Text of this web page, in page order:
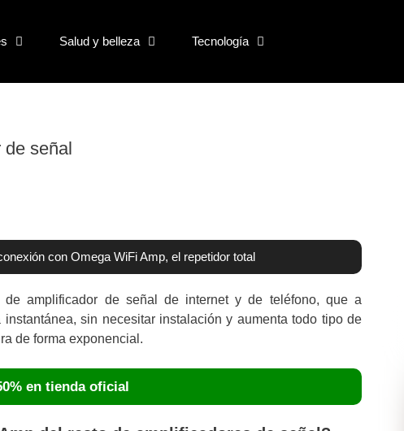
Salud y belleza Tecnología
de señal
con Omega WiFi Amp, el repetidor total
amplificador de señal de internet y de teléfono, que a
sin necesitar instalación y aumenta todo tipo de
de forma exponencial.
en tienda oficial